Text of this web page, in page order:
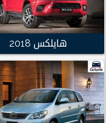
هايلكس 2018